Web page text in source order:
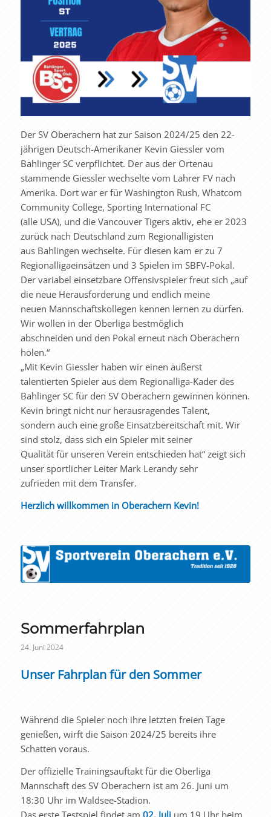
Der SV Oberachern hat zur Saison 2024/25 den 22-
jährigen Deutsch-Amerikaner Kevin Giessler vom
Bahlinger SC verpflichtet. Der aus der Ortenau
stammende Giessler wechselte vom Lahrer FV nach
Amerika. Dort war er für Washington Rush, Whatcom
Community College, Sporting International FC
(alle USA), und die Vancouver Tigers aktiv, ehe er 2023
zurück nach Deutschland zum Regionalligisten
aus Bahlingen wechselte. Für diesen kam er zu 7
Regionalligaeinsätzen und 3 Spielen im SBFV-Pokal.
Der variabel einsetzbare Offensivspieler freut sich „auf
die neue Herausforderung und endlich meine
neuen Mannschaftskollegen kennen lernen zu dürfen.
Wir wollen in der Oberliga bestmöglich
abschneiden und den Pokal erneut nach Oberachern
holen.“
„Mit Kevin Giessler haben wir einen äußerst
talentierten Spieler aus dem Regionalliga-Kader des
Bahlinger SC für den SV Oberachern gewinnen können.
Kevin bringt nicht nur herausragendes Talent,
sondern auch eine große Einsatzbereitschaft mit. Wir
sind stolz, dass sich ein Spieler mit seiner
Qualität für unseren Verein entschieden hat“ zeigt sich
unser sportlicher Leiter Mark Lerandy sehr
zufrieden mit dem Transfer.
Herzlich willkommen in Oberachern Kevin!
Sommerfahrplan
24. Juni 2024
Unser Fahrplan für den Sommer
Während die Spieler noch ihre letzten freien Tage
genießen, wirft die Saison 2024/25 bereits ihre
Schatten voraus.
Der offizielle Trainingsauftakt für die Oberliga
Mannschaft des SV Oberachern ist am 26. Juni um
18:30 Uhr im Waldsee-Stadion.